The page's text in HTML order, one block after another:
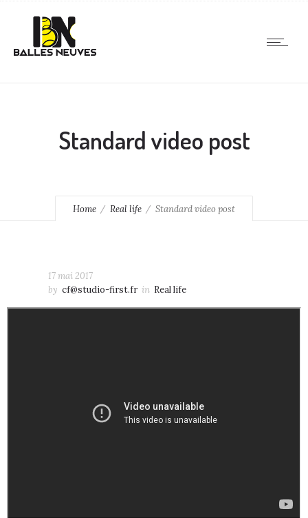
Standard video post
Home Real life Standard video post
17 mai 2017
by cf@studio-first.fr in Real life